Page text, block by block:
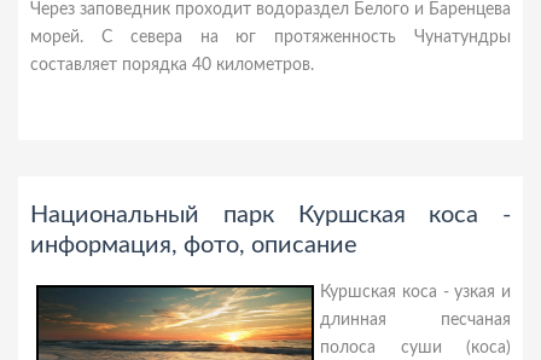
Через заповедник проходит водораздел Белого и Баренцева
морей. С севера на юг протяженность Чунатундры
составляет порядка 40 километров.
Национальный парк Куршская коса -
информация, фото, описание
Куршская коса - узкая и
длинная песчаная
полоса суши (коса)